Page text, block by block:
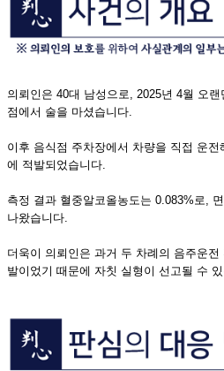
의뢰인은 40대 남성으로, 2025년 4월 오
점에서 술을 마셨습니다.
이후 음식점 주차장에서 차량을 직접 운
에 적발되었습니다.
측정 결과 혈중알코올농도는 0.083%로,
나왔습니다.
더욱이 의뢰인은 과거 두 차례의 음주운
발이었기 때문에 자칫 실형이 선고될 수